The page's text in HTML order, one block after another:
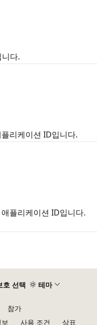
다.
리케이션 ID입니다.
플리케이션 ID입니다.
호 선택 테마
참가
사용 조건 상표